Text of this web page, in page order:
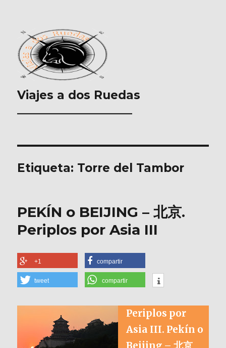
Viajes a dos Ruedas
___________________
Etiqueta: Torre del Tambor
PEKÍN o BEIJING – 北京.
Periplos por Asia III
+1 compartir
tweet compartir
Periplos por
Asia III. Pekín o
北京